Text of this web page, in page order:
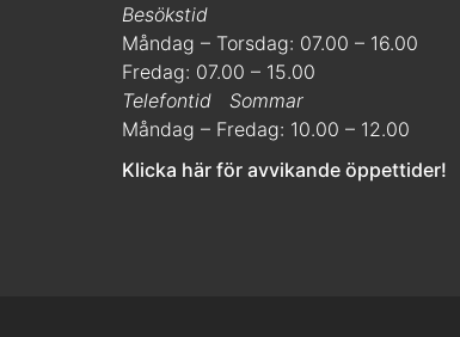
Besökstid
Måndag – Torsdag: 07.00 – 16.00
Fredag: 07.00 – 15.00
Telefontid
Sommar
Måndag – Fredag: 10.00 – 12.00
Klicka här för avvikande öppettider!